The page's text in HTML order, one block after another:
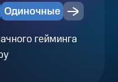
Одиночные
гейминга